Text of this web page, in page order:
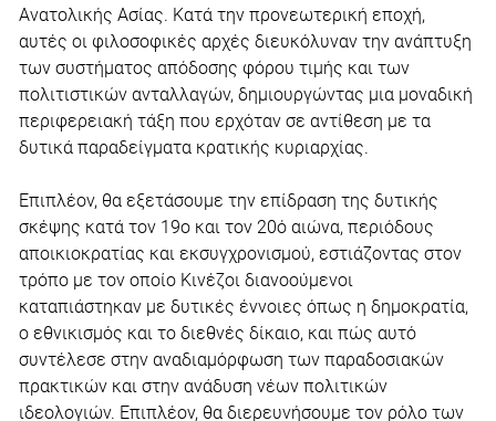
Ανατολικής Ασίας. Κατά την προνεωτερική εποχή,
αυτές οι φιλοσοφικές αρχές διευκόλυναν την ανάπτυξη
των συστήματος απόδοσης φόρου τιμής και των
πολιτιστικών ανταλλαγών, δημιουργώντας μια μοναδική
περιφερειακή τάξη που ερχόταν σε αντίθεση με τα
δυτικά παραδείγματα κρατικής κυριαρχίας.
Επιπλέον, θα εξετάσουμε την επίδραση της δυτικής
σκέψης κατά τον 19ο και τον 20ό αιώνα, περιόδους
αποικιοκρατίας και εκσυγχρονισμού, εστιάζοντας στον
τρόπο με τον οποίο Κινέζοι διανοούμενοι
καταπιάστηκαν με δυτικές έννοιες όπως η δημοκρατία,
ο εθνικισμός και το διεθνές δίκαιο, και πώς αυτό
συντέλεσε στην αναδιαμόρφωση των παραδοσιακών
πρακτικών και στην ανάδυση νέων πολιτικών
ιδεολογιών. Επιπλέον, θα διερευνήσουμε τον ρόλο των